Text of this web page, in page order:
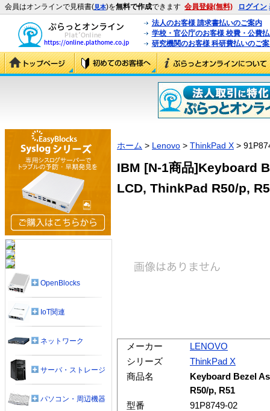
会員はオンラインで見積書(見本)を無料で作成できます 会員登録(無料) ログイン
法人のお客様 請求書払いのご案内
学校・官公庁のお客様 校費・公費
研究機関のお客様 科研費払いのご
ホーム > Lenovo > ThinkPad X >
IBM [N-1商品]Keyboard
LCD, ThinkPad R50/p,
メーカー
LENOVO
シリーズ
ThinkPad X
商品名
Keyboard Bezel
R50/p, R51
型番
91P8749-02
OpenBlocks
IoT関連
ネットワーク
サーバ・ストレージ
パソコン・周辺機器